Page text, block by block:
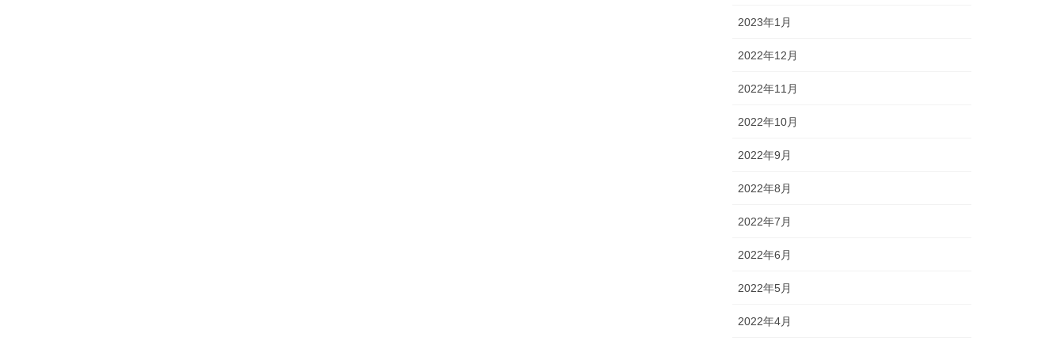
2023年1月
2022年12月
2022年11月
2022年10月
2022年9月
2022年8月
2022年7月
2022年6月
2022年5月
2022年4月